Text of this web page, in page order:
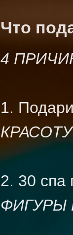
Что
4
1.
КРАСОТУ
2. 30 спа